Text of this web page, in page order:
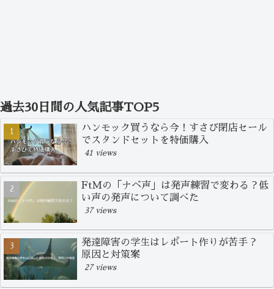
過去30日間の人気記事TOP5
ハンモック買うなら今！すさび閉店セール
でスタンドセットを特価購入
41 views
FtMの「ナベ声」は発声練習で変わる？低
い声の発声について調べた
37 views
発達障害の学生はレポート作りが苦手？
原因と対策案
27 views